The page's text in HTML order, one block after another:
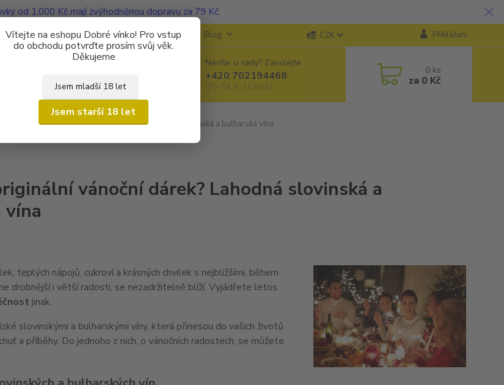
od 1.000 Kč mají zvýhodněnou dopravu za 79 Kč.
Vítejte na eshopu Dobré vínko! Pro vstup
do obchodu potvrďte prosím svůj věk.
Děkujeme
Jsem mladší 18 let
Jsem starší 18 let
Kontakty Ochrana soukromí O vinařstvích Blog CZK Přihlášení
Nevíte si rady? Zavolejte.
+420 702194468
(Po-Pá, 8-16 hod.)
0 ks
za 0 Kč
Skvělý a originální vánoční dárek? Lahodná slovinská a bulharská vína
vánoční dárek? Lahodná slovinská a
vína
teplých nápojů, cukroví a krásných chvilek s nejbližšími, během
drobnější i větší radosti, se nezadržitelně blíží. Vyjádřete letos
jinak.
slovinskými a bulharskými víny, která přinesou do vašich životů
a příběhy. Do jednoho z nich, o vánočních radostech, se můžete